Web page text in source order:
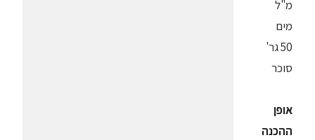
מ"ל
מים
50 גר'
סוכר
אופן
ההכנה